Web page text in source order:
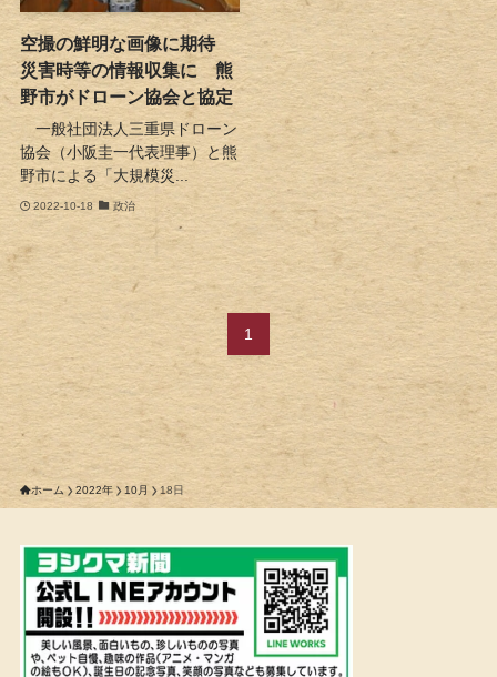
空撮の鮮明な画像に期待
災害時等の情報収集に 熊
野市がドローン協会と協定
一般社団法人三重県ドローン
協会（小阪圭一代表理事）と熊
野市による「大規模災...
2022-10-18 政治
1
ホーム 2022年 10月 18日